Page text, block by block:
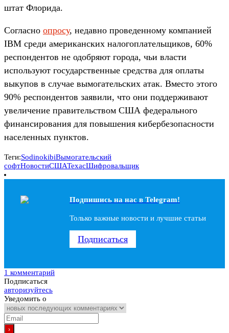
штат Флорида.
Согласно опросу, недавно проведенному компанией
IBM среди американских налогоплательщиков, 60%
респондентов не одобряют города, чьи власти
используют государственные средства для оплаты
выкупов в случае вымогательских атак. Вместо этого
90% респондентов заявили, что они поддерживают
увеличение правительством США федерального
финансирования для повышения кибербезопасности
населенных пунктов.
Теги:SodinokibiВымогательский
софтНовостиСШАТехасШифровальщик
Подпишись на наc в Telegram!
Только важные новости и лучшие статьи
Подписаться
1 комментарий
Подписаться
авторизуйтесь
Уведомить о